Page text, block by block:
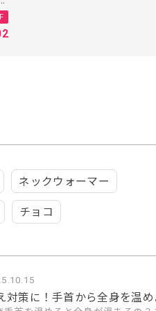
対策に！手首から全身を温
ネックウォーマー
チョコ